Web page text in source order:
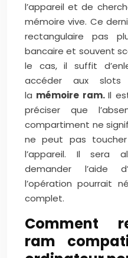
l’appareil et de
mémoire vive. Ce
rectangulaire pas
bancaire et souvent
le cas, il suffit
accéder aux slots
la mémoire ram.Il
préciser que
compartiment ne
ne peut pas
l’appareil. Il sera
demander l’aide
l’opération pourrait
complet.
Comment
ram